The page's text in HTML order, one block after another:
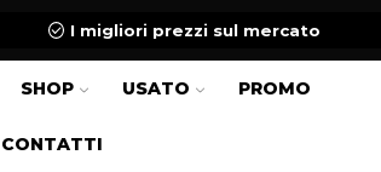
I migliori prezzi sul mercato
SHOP USATO PROMO
CONTATTI